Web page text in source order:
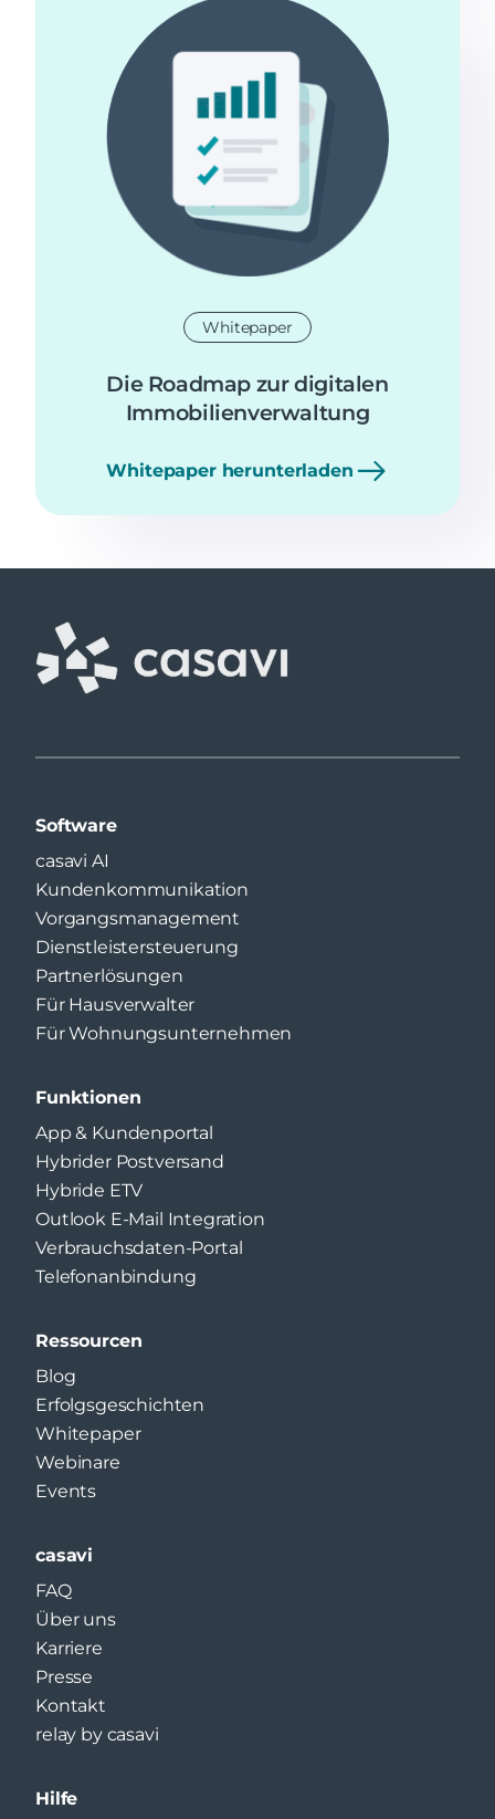
Whitepaper
Die Roadmap zur digitalen
Immobilienverwaltung
Whitepaper herunterladen
Software
casavi AI
Kundenkommunikation
Vorgangsmanagement
Dienstleistersteuerung
Partnerlösungen
Für Hausverwalter
Für Wohnungsunternehmen
Funktionen
App & Kundenportal
Hybrider Postversand
Hybride ETV
Outlook E-Mail Integration
Verbrauchsdaten-Portal
Telefonanbindung
Ressourcen
Blog
Erfolgsgeschichten
Whitepaper
Webinare
Events
casavi
FAQ
Über uns
Karriere
Presse
Kontakt
relay by casavi
Hilfe